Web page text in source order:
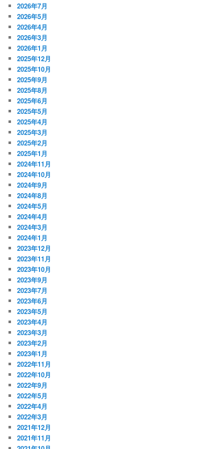
2026年7月
2026年5月
2026年4月
2026年3月
2026年1月
2025年12月
2025年10月
2025年9月
2025年8月
2025年6月
2025年5月
2025年4月
2025年3月
2025年2月
2025年1月
2024年11月
2024年10月
2024年9月
2024年8月
2024年5月
2024年4月
2024年3月
2024年1月
2023年12月
2023年11月
2023年10月
2023年9月
2023年7月
2023年6月
2023年5月
2023年4月
2023年3月
2023年2月
2023年1月
2022年11月
2022年10月
2022年9月
2022年5月
2022年4月
2022年3月
2021年12月
2021年11月